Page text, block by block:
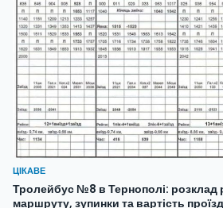
ЦІКАВЕ
Тролейбус №8 в Тернополі: розклад
маршруту, зупинки та вартість